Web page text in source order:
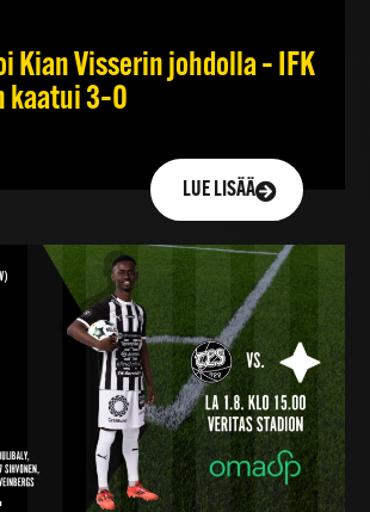
Kian Visserin johdolla – IFK
kaatui 3–0
LUE LISÄÄ